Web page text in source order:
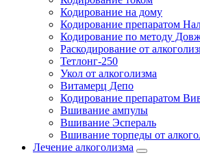
Кодирование на дому
Кодирование препаратом
Кодирование по методу
Раскодирование от
Тетлонг-250
Укол от алкоголизма
Витамерц Депо
Кодирование препаратом
Вшивание ампулы
Вшивание Эспераль
Вшивание торпеды от
Лечение алкоголизма